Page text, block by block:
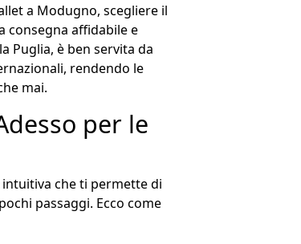
a Modugno, scegliere il
consegna affidabile e
Puglia, è ben servita da
rendendo le
mai.
per le
che ti permette di
passaggi. Ecco come